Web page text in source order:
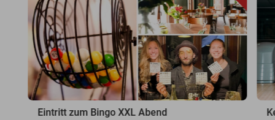
Eintritt zum Bingo XXL Abend